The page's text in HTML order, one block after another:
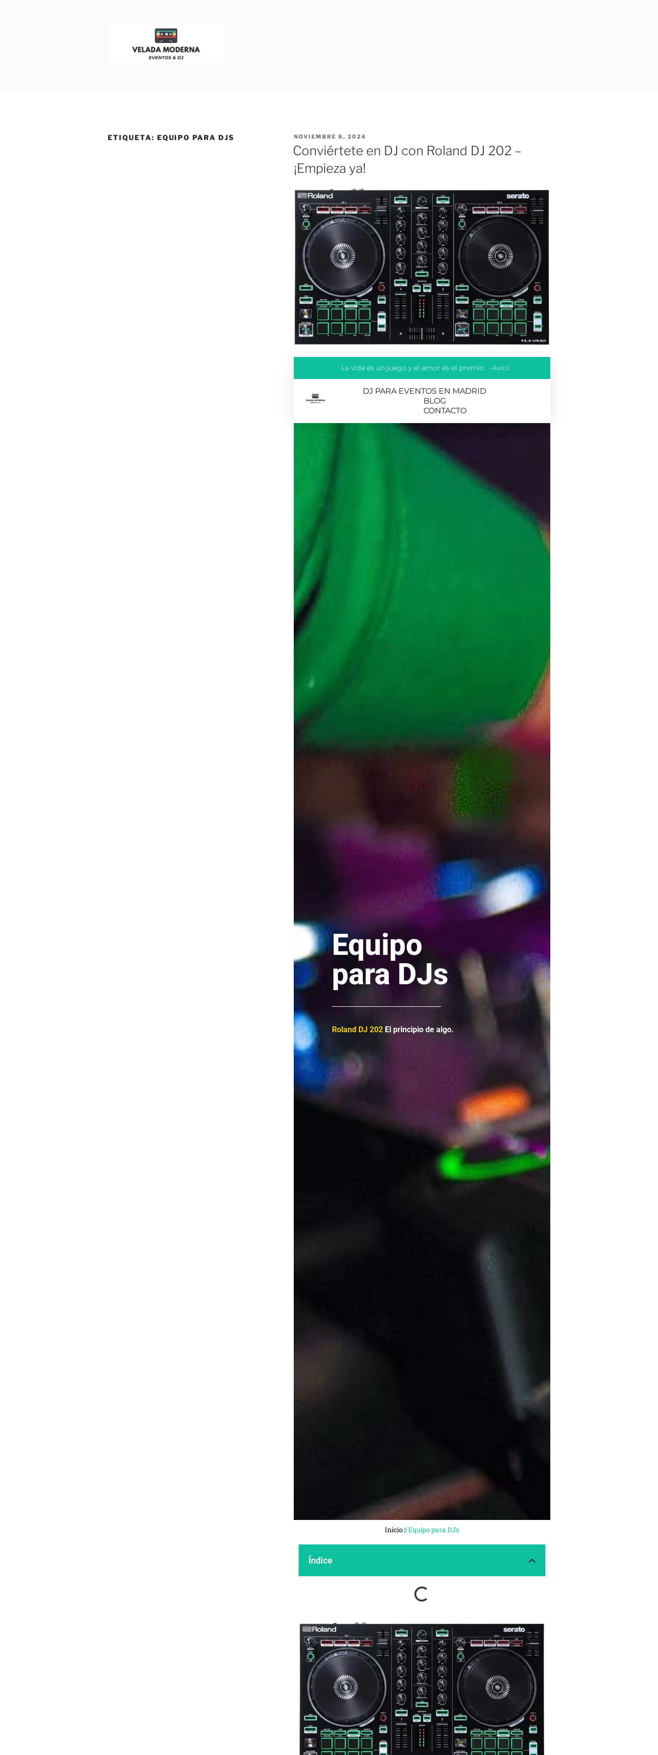
ETIQUETA: EQUIPO PARA DJS NOVIEMBRE 8, 2024
Conviértete en DJ con Roland DJ 202 –
¡Empieza ya!
La vida es un juego y el amor es el premio. -Avicii
DJ PARA EVENTOS EN MADRID
BLOG
CONTACTO
Equipo
para DJs
Roland DJ 202 El principio de algo.
Inicio|| Equipo para DJs
Índice